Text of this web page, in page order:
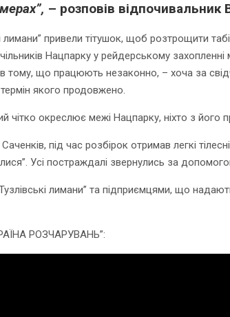
– розповів
лимани” привели тітушок, щоб розтрощити
Нацпарку у рейдерському захопленні
тому, що працюють незаконно, – хоча за
якого продовжено.
чітко окреслює межі Нацпарку, ніхто з його
під час розбірок отримав легкі
Усі постраждалі звернулись за
лимани” та підприємцями, що
РОЗЧАРУВАНЬ”: